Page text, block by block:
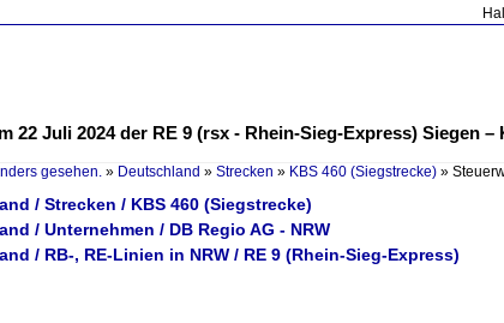
22 Juli 2024 der RE 9 (rsx - Rhein-Sieg-Express) Siegen
gesehen. » Deutschland » Strecken » KBS 460 (Siegstrecke) »
/ Strecken / KBS 460 (Siegstrecke)
/ Unternehmen / DB Regio AG - NRW
/ RB-, RE-Linien in NRW / RE 9 (Rhein-Sieg-Express)